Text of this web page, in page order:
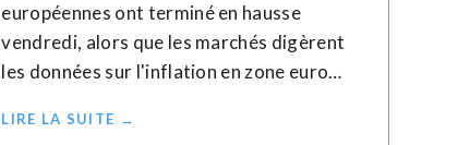
européennes ont terminé en hausse
vendredi, alors que les marchés digèrent
les données sur l'inflation en zone euro…
LIRE LA SUITE →